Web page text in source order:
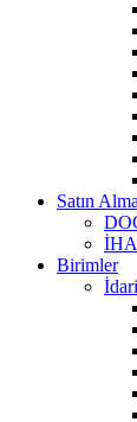
Satın
Birimler